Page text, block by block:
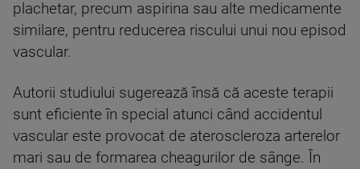
plachetar, precum aspirina sau alte medicamente
similare, pentru reducerea riscului unui nou episod
vascular.
Autorii studiului sugerează însă că aceste terapii
sunt eficiente în special atunci când accidentul
vascular este provocat de ateroscleroza arterelor
mari sau de formarea cheagurilor de sânge. În